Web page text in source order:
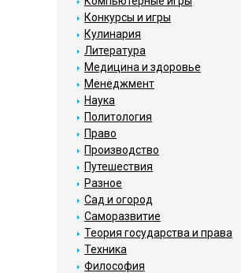
Конкурсы и игры
Кулинария
Литература
Медицина и здоровье
Менеджмент
Наука
Политология
Право
Производство
Путешествия
Разное
Сад и огород
Саморазвитие
Теория государства и права
Техника
Философия